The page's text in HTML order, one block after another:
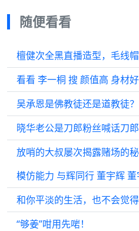
随便看看
吴承恩是佛教徒还是道教徒？
晓华老公是刀郎粉丝喊话刀郎
和你平淡的生活，也不会觉
“够姜”咁用先啱！